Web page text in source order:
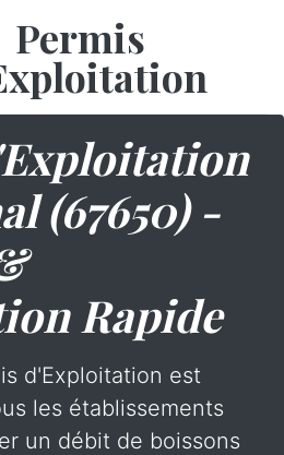
Permis
(67650) -
Rapide
d'Exploitation est
les établissements
un débit de boissons